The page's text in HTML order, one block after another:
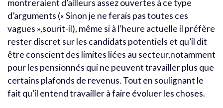
montreraient d’ailleurs assez ouvertes à ce type
d’arguments (« Sinon je ne ferais pas toutes ces
vagues »,sourit-il), même si à l’heure actuelle il préfère
rester discret sur les candidats potentiels et qu’il dit
être conscient des limites liées au secteur,notamment
pour les pensionnés qui ne peuvent travailler plus que
certains plafonds de revenus. Tout en soulignant le
fait qu’il entend travailler à faire évoluer les choses.